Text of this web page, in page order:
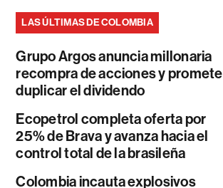
LAS ÚLTIMAS DE COLOMBIA
Grupo Argos anuncia millonaria
recompra de acciones y promete
duplicar el dividendo
Ecopetrol completa oferta por
25% de Brava y avanza hacia el
control total de la brasileña
Colombia incauta explosivos